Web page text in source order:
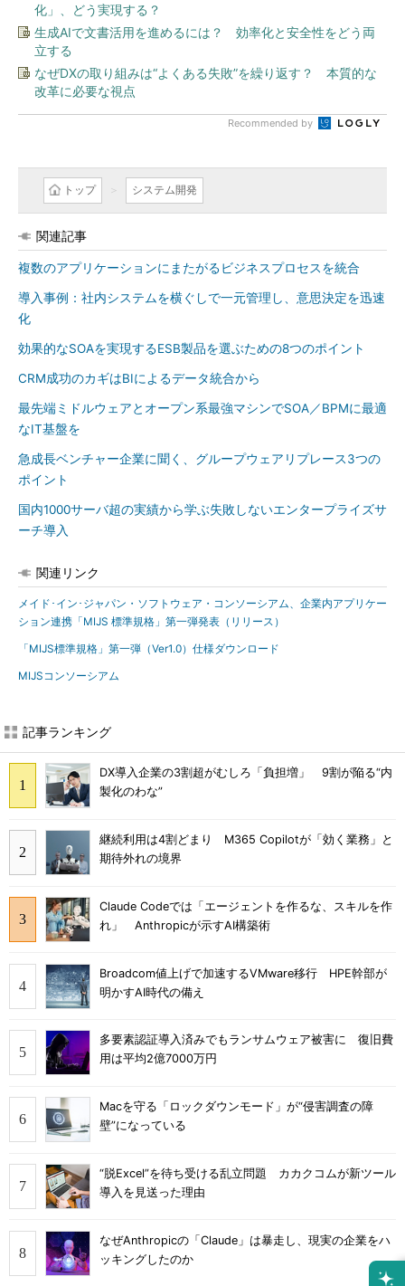
化」、どう実現する？
生成AIで文書活用を進めるには？ 効率化と安全性をどう両
立する
なぜDXの取り組みは“よくある失敗”を繰り返す？ 本質的な
改革に必要な視点
Recommended by
トップ システム開発
関連記事
複数のアプリケーションにまたがるビジネスプロセスを統合
導入事例：社内システムを横ぐしで一元管理し、意思決定を迅速
化
効果的なSOAを実現するESB製品を選ぶための8つのポイント
CRM成功のカギはBIによるデータ統合から
最先端ミドルウェアとオープン系最強マシンでSOA／BPMに最適
なIT基盤を
急成長ベンチャー企業に聞く、グループウェアリプレース3つの
ポイント
国内1000サーバ超の実績から学ぶ失敗しないエンタープライズサ
ーチ導入
関連リンク
メイド･イン･ジャパン・ソフトウェア・コンソーシアム、企業内アプリケー
ション連携「MIJS 標準規格」第一弾発表（リリース）
「MIJS標準規格」第一弾（Ver1.0）仕様ダウンロード
MIJSコンソーシアム
記事ランキング
DX導入企業の3割超がむしろ「負担増」 9割が陥る“内
製化のわな”
継続利用は4割どまり M365 Copilotが「効く業務」と
期待外れの境界
Claude Codeでは「エージェントを作るな、スキルを作
れ」 Anthropicが示すAI構築術
Broadcom値上げで加速するVMware移行 HPE幹部が
明かすAI時代の備え
多要素認証導入済みでもランサムウェア被害に 復旧費
用は平均2億7000万円
Macを守る「ロックダウンモード」が“侵害調査の障
壁”になっている
“脱Excel”を待ち受ける乱立問題 カカクコムが新ツール
導入を見送った理由
なぜAnthropicの「Claude」は暴走し、現実の企業をハ
ッキングしたのか